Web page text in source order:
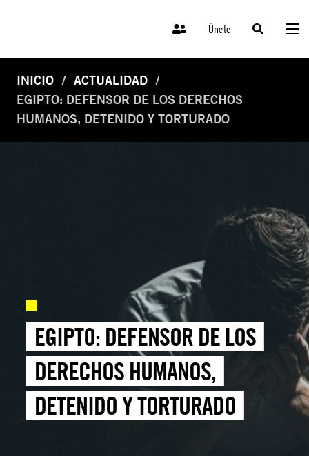
Únete
INICIO
ACTUALIDAD
EGIPTO: DEFENSOR DE LOS DERECHOS
HUMANOS, DETENIDO Y TORTURADO
EGIPTO: DEFENSOR DE LOS
DERECHOS HUMANOS,
DETENIDO Y TORTURADO